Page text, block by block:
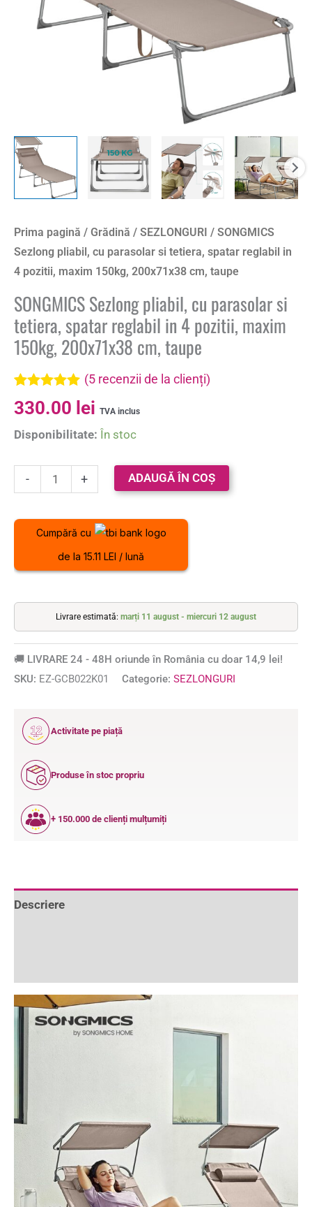
Prima pagină / Grădină / SEZLONGURI / SONGMICS
Sezlong pliabil, cu parasolar si tetiera, spatar reglabil in
4 pozitii, maxim 150kg, 200x71x38 cm, taupe
SONGMICS Sezlong pliabil, cu parasolar si
tetiera, spatar reglabil in 4 pozitii, maxim
150kg, 200x71x38 cm, taupe
Evaluat la
5.00din 5 pe
5
evaluări de
(5 recenzii de la clienți)
330.00 lei TVA inclus
Disponibilitate: În stoc
-
spatar
reglabil
200x71x38
cm,
taupe
+ ADAUGĂ ÎN COȘ
Cumpără cu
de la 15.11 LEI / lună
Livrare estimată: marți 11 august - miercuri 12 august
🚚 LIVRARE 24 - 48H oriunde în România cu doar 14,9 lei!
SKU: EZ-GCB022K01 Categorie: SEZLONGURI
12
ANI
Activitate pe piață
Produse în stoc propriu
+ 150.000 de clienți mulțumiți
Descriere